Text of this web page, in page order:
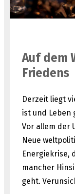
Auf dem
Friedens
Derzeit liegt
ist und Leben
Vor allem der
Neue
Energiekrise,
mancher
geht.